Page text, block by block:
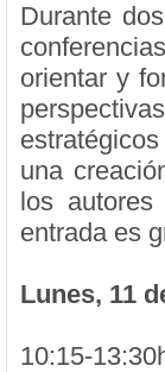
Durante
orientar y
una
los
entrada es
Lunes, 11
10:15-